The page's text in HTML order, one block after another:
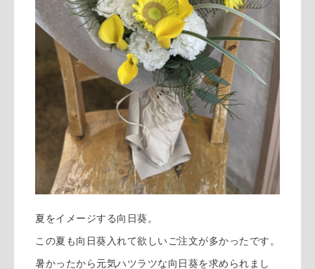
夏をイメージする向日葵。
この夏も向日葵入れて欲しいご注文が多かったです。
暑かったから元気ハツラツな向日葵を求められまし